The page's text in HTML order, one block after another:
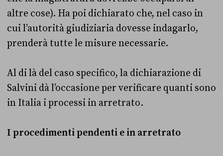
altre cose). Ha poi dichiarato che, nel caso in
cui l’autorità giudiziaria dovesse indagarlo,
prenderà tutte le misure necessarie.
Al di là del caso specifico, la dichiarazione di
Salvini dà l’occasione per verificare quanti sono
in Italia i processi in arretrato.
I procedimenti pendenti e in arretrato